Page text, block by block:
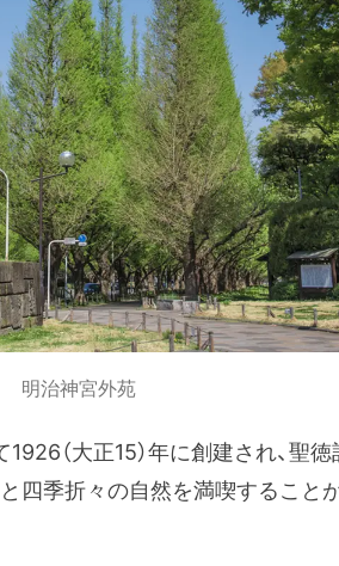
明治神宮外苑
（大正15）年に創建され、聖
四季折々の自然を満喫すること